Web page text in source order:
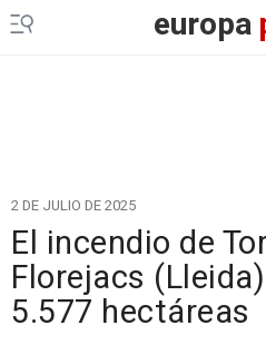
europa
2 DE JULIO DE 2025
El incendio de
Florejacs
5.577 hectáreas